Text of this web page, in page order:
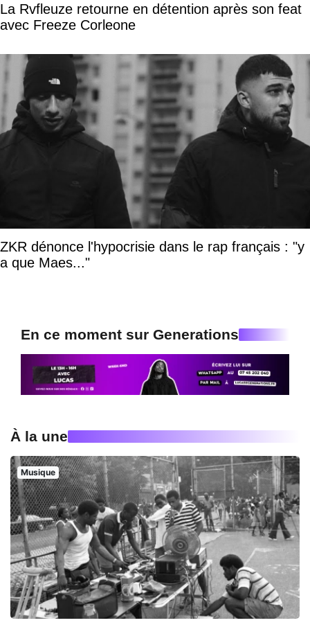
La Rvfleuze retourne en détention après son feat
avec Freeze Corleone
ZKR dénonce l'hypocrisie dans le rap français : "y
a que Maes..."
En ce moment sur Generations
À la une
Musique